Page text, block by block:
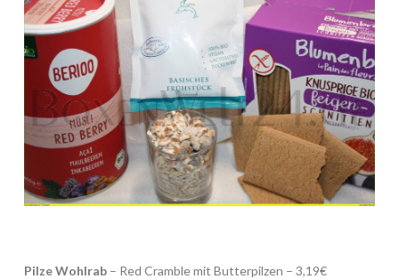
Pilze Wohlrab– Red Cramble mit Butterpilzen – 3,19€